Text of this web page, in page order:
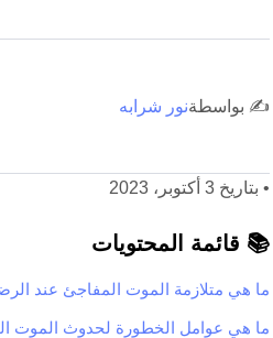
✍️ بواسطةنور شرابه
• بتاريخ 3 أكتوبر، 2023
📚 قائمة المحتويات
ما هي متلازمة الموت المفاجئ عند
ما هي عوامل الخطورة لحدوث الموت